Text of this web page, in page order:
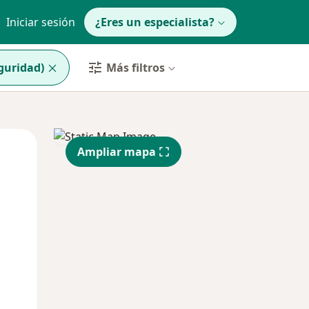
Iniciar sesión ¿Eres un especialista?
Más filtros
Mié
12 Ago
Jue
13 Ago
Ampliar mapa